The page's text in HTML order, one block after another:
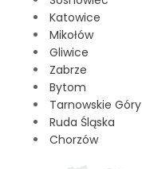
Katowice
Mikołów
Gliwice
Zabrze
Bytom
Tarnowskie Góry
Ruda Śląska
Chorzów